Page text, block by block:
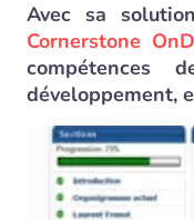
Avec sa
Cornerstone
compétences
développement,